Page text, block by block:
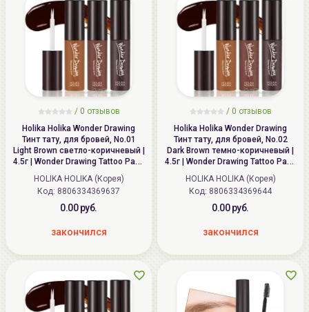
/ 0 отзывов
Holika Holika Wonder Drawing
Тинт тату, для бровей, No.01
Light Brown светло-коричневый |
4.5г | Wonder Drawing Tattoo Pack
Brow, No.01 Light Brown
HOLIKA HOLIKA (Корея)
Код: 8806334369637
0.00 руб.
закончился
/ 0 отзывов
Holika Holika Wonder Drawing
Тинт тату, для бровей, No.02
Dark Brown темно-коричневый |
4.5г | Wonder Drawing Tattoo Pack
Brow, No.02 Dark Brown
HOLIKA HOLIKA (Корея)
Код: 8806334369644
0.00 руб.
закончился